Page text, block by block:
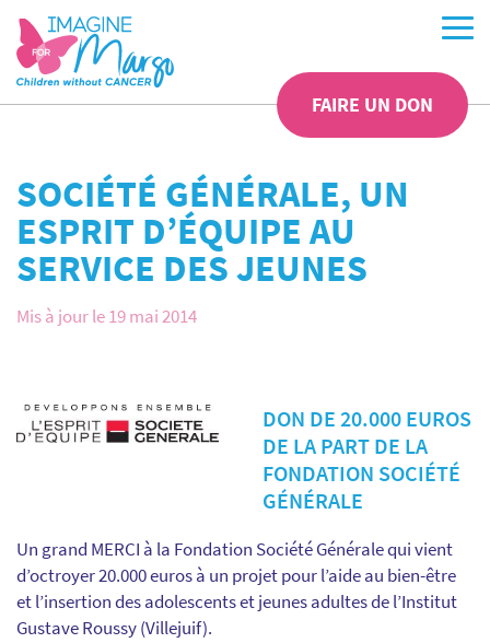
FAIRE UN DON
SOCIÉTÉ GÉNÉRALE, UN
ESPRIT D’ÉQUIPE AU
SERVICE DES JEUNES
Mis à jour le 19 mai 2014
DON DE 20.000 EUROS
DE LA PART DE LA
FONDATION SOCIÉTÉ
GÉNÉRALE
Un grand MERCI à la Fondation Société Générale qui vient
d’octroyer 20.000 euros à un projet pour l’aide au bien-être
et l’insertion des adolescents et jeunes adultes de l’Institut
Gustave Roussy (Villejuif).